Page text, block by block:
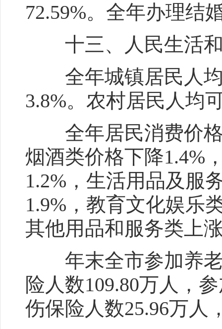
72.59%。全年办理结
十三、人民生活和
全年城镇居民人均
3.8%。农村居民人均
全年居民消费价格
烟酒类价格下降1.4%
1.2%，生活用品及服
1.9%，教育文化娱乐
其他用品和服务类上
年末全市参加养老
险人数109.80万人，
伤保险人数25.96万人